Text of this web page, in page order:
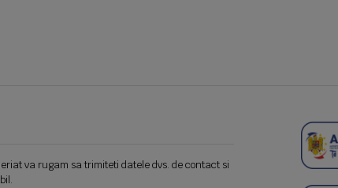
va rugam sa trimiteti datele dvs. de contact si